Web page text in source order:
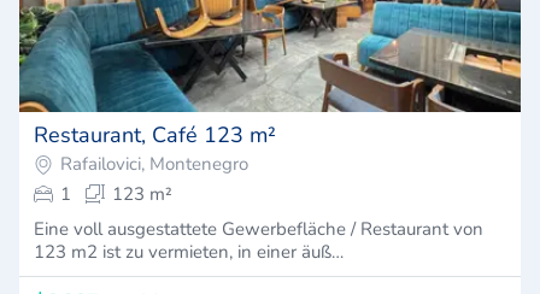
Restaurant, Café 123 m²
Rafailovici, Montenegro
1
123 m²
Eine voll ausgestattete Gewerbefläche / Restaurant von
123 m2 ist zu vermieten, in einer äuß…